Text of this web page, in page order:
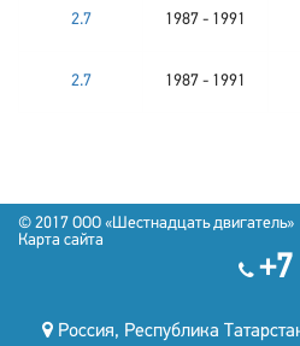
2.7 1987 - 1991
2.7 1987 - 1991
© 2017 OOO «Шестнадцать двигатель»
Карта сайта
Россия, Республика